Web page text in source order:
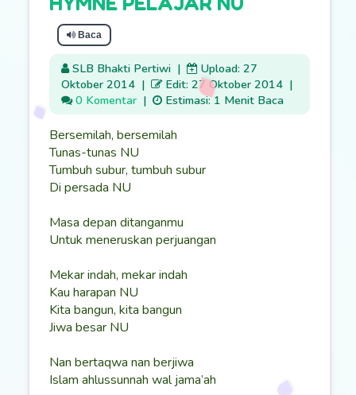
Baca
SLB Bhakti Pertiwi |
Upload: 27
Oktober 2014 | Edit: 27 Oktober 2014 |
0 Komentar | Estimasi: 1 Menit Baca
Bersemilah, bersemilah
Tunas-tunas NU
Tumbuh subur, tumbuh subur
Di persada NU
Masa depan ditanganmu
Untuk meneruskan perjuangan
Mekar indah, mekar indah
Kau harapan NU
Kita bangun, kita bangun
Jiwa besar NU
Nan bertaqwa nan berjiwa
Islam ahlussunnah wal jama’ah